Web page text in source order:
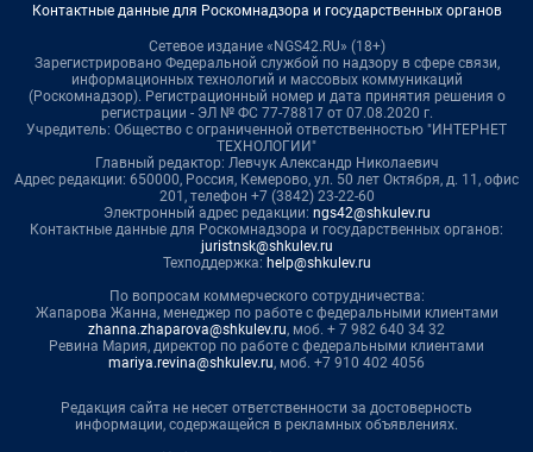
Контактные данные для Роскомнадзора и государственных органов
Сетевое издание «NGS42.RU» (18+)
Зарегистрировано Федеральной службой по надзору в сфере связи,
информационных технологий и массовых коммуникаций
(Роскомнадзор). Регистрационный номер и дата принятия решения о
регистрации - ЭЛ № ФС 77-78817 от 07.08.2020 г.
Учредитель: Общество с ограниченной ответственностью "ИНТЕРНЕТ
ТЕХНОЛОГИИ"
Главный редактор: Левчук Александр Николаевич
Адрес редакции: 650000, Россия, Кемерово, ул. 50 лет Октября, д. 11, офис
201, телефон +7 (3842) 23-22-60
Электронный адрес редакции: ngs42@shkulev.ru
Контактные данные для Роскомнадзора и государственных органов:
juristnsk@shkulev.ru
Техподдержка: help@shkulev.ru
По вопросам коммерческого сотрудничества:
Жапарова Жанна, менеджер по работе с федеральными клиентами
zhanna.zhaparova@shkulev.ru, моб. + 7 982 640 34 32
Ревина Мария, директор по работе с федеральными клиентами
mariya.revina@shkulev.ru, моб. +7 910 402 4056
Редакция сайта не несет ответственности за достоверность
информации, содержащейся в рекламных объявлениях.